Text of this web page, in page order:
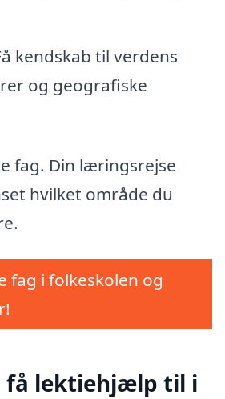
kendskab til verdens
og geografiske
fag. Din læringsrejse
hvilket område du
fag i folkeskolen og
få lektiehjælp til i